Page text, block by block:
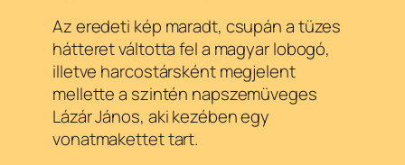
Az eredeti kép maradt, csupán a tüzes
hátteret váltotta fel a magyar lobogó,
illetve harcostársként megjelent
mellette a szintén napszemüveges
Lázár János, aki kezében egy
vonatmakettet tart.